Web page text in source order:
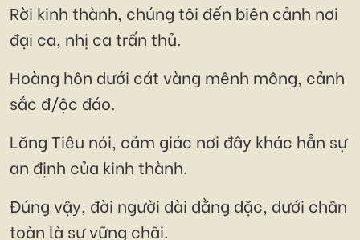
Rời kinh thành, chúng tôi đến biên cảnh nơi
đại ca, nhị ca trấn thủ.
Hoàng hôn dưới cát vàng mênh mông, cảnh
sắc đ/ộc đáo.
Lăng Tiêu nói, cảm giác nơi đây khác hẳn sự
an định của kinh thành.
Đúng vậy, đời người dài dằng dặc, dưới chân
toàn là sự vững chãi.